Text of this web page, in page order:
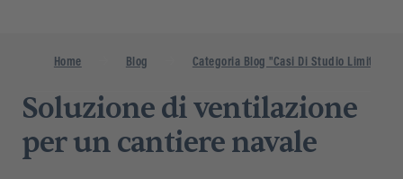
Home Blog Categoria Blog "Casi Di Studio Limitati"
Soluzione di ventilazione
per un cantiere navale